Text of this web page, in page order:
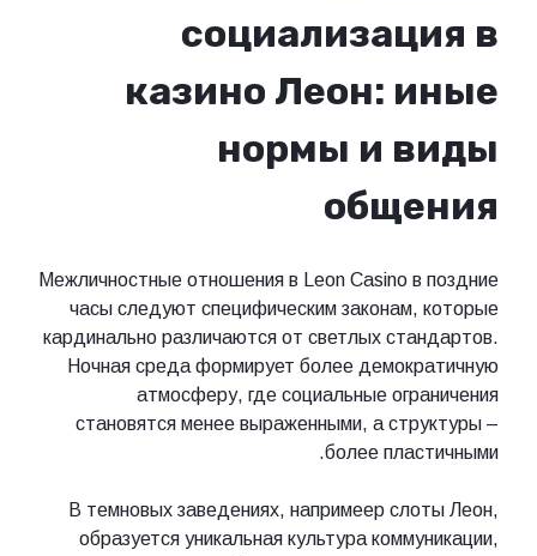
социализация в
казино Леон: иные
нормы и виды
общения
Межличностные отношения в Leon Casino в поздние
часы следуют специфическим законам, которые
кардинально различаются от светлых стандартов.
Ночная среда формирует более демократичную
атмосферу, где социальные ограничения
становятся менее выраженными, а структуры –
более пластичными.
В темновых заведениях, напримеер слоты Леон,
образуется уникальная культура коммуникации,